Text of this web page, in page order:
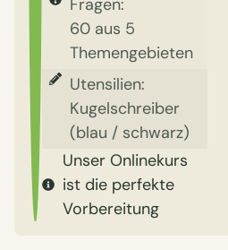
Fragen:
60 aus 5
Themengebieten
Utensilien:
Kugelschreiber
(blau / schwarz)
Unser Onlinekurs
ist die perfekte
Vorbereitung